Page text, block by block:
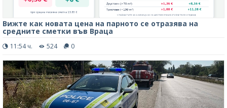
Вижте как новата цена на парното се отразява на
средните сметки във Враца
11:54 ч. 524 0